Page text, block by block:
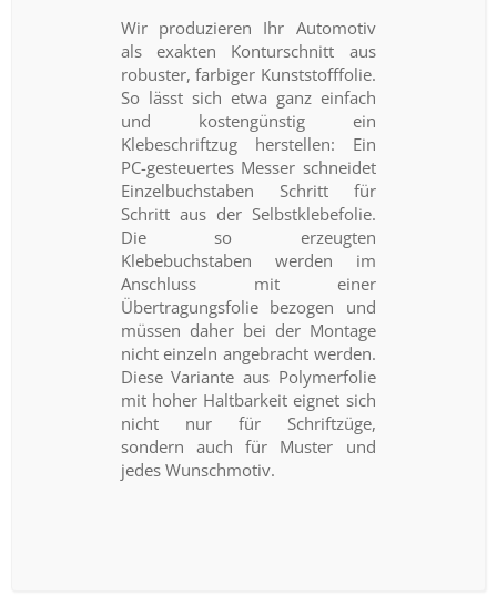
Wir produzieren Ihr Automotiv
als exakten Konturschnitt aus
robuster, farbiger Kunststofffolie.
So lässt sich etwa ganz einfach
und kostengünstig ein
Klebeschriftzug herstellen: Ein
PC-gesteuertes Messer schneidet
Einzelbuchstaben Schritt für
Schritt aus der Selbstklebefolie.
Die so erzeugten
Klebebuchstaben werden im
Anschluss mit einer
Übertragungsfolie bezogen und
müssen daher bei der Montage
nicht einzeln angebracht werden.
Diese Variante aus Polymerfolie
mit hoher Haltbarkeit eignet sich
nicht nur für Schriftzüge,
sondern auch für Muster und
jedes Wunschmotiv.